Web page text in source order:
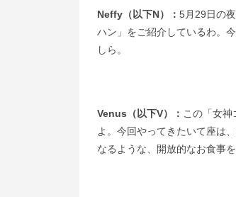
Neffy（以下N）： 5月29日の
ハン」をご紹介しているわ。
しら。
Venus（以下V）： この「女
よ。今回やってきたいて座は
なるような、開放的なお食事